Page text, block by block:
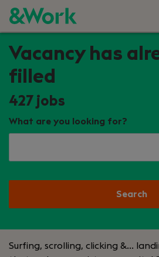
Vacancy has
filled
427 jobs
What are you looking for?
Search
Surfing, scrolling, clicking &…